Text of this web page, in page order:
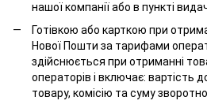
нашої компанії або в пункті
Готівкою або карткою при
Нової Пошти за тарифами
здійснюється при отриманні
операторів і включає: вартість
товару, комісію та суму